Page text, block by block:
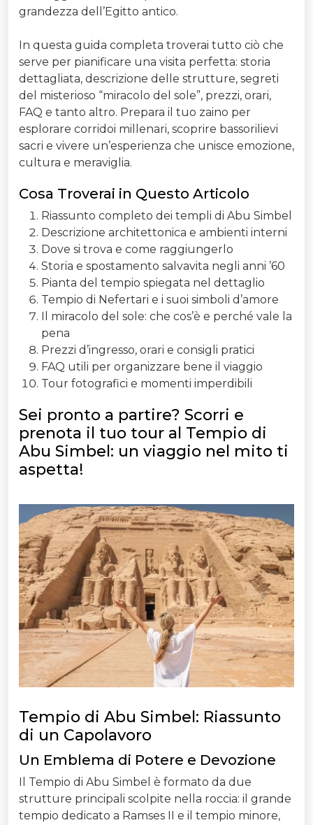
grandezza dell’Egitto antico.
In questa guida completa troverai tutto ciò che
serve per pianificare una visita perfetta: storia
dettagliata, descrizione delle strutture, segreti
del misterioso “miracolo del sole”, prezzi, orari,
FAQ e tanto altro. Prepara il tuo zaino per
esplorare corridoi millenari, scoprire bassorilievi
sacri e vivere un’esperienza che unisce emozione,
cultura e meraviglia.
Cosa Troverai in Questo Articolo
Riassunto completo dei templi di Abu Simbel
Descrizione architettonica e ambienti interni
Dove si trova e come raggiungerlo
Storia e spostamento salvavita negli anni ’60
Pianta del tempio spiegata nel dettaglio
Tempio di Nefertari e i suoi simboli d’amore
Il miracolo del sole: che cos’è e perché vale la
pena
Prezzi d’ingresso, orari e consigli pratici
FAQ utili per organizzare bene il viaggio
Tour fotografici e momenti imperdibili
Sei pronto a partire? Scorri e
prenota il tuo tour al Tempio di
Abu Simbel: un viaggio nel mito ti
aspetta!
Tempio di Abu Simbel: Riassunto
di un Capolavoro
Un Emblema di Potere e Devozione
Il Tempio di Abu Simbel è formato da due
strutture principali scolpite nella roccia: il grande
tempio dedicato a Ramses II e il tempio minore,